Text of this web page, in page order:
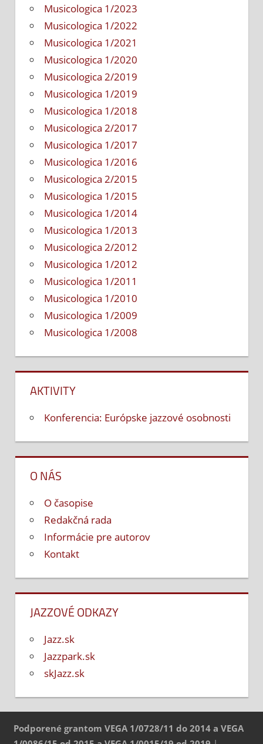
Musicologica 1/2023
Musicologica 1/2022
Musicologica 1/2021
Musicologica 1/2020
Musicologica 2/2019
Musicologica 1/2019
Musicologica 1/2018
Musicologica 2/2017
Musicologica 1/2017
Musicologica 1/2016
Musicologica 2/2015
Musicologica 1/2015
Musicologica 1/2014
Musicologica 1/2013
Musicologica 2/2012
Musicologica 1/2012
Musicologica 1/2011
Musicologica 1/2010
Musicologica 1/2009
Musicologica 1/2008
AKTIVITY
Konferencia: Európske jazzové osobnosti
O NÁS
O časopise
Redakčná rada
Informácie pre autorov
Kontakt
JAZZOVÉ ODKAZY
Jazz.sk
Jazzpark.sk
skJazz.sk
Podporené grantom VEGA 1/0728/11 do 2014 a VEGA